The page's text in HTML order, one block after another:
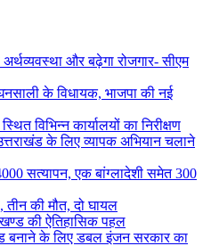
और बढ़ेगा रोजगार- सीएम
के विधायक, भाजपा की नई
विभिन्न कार्यालयों का निरीक्षण
के लिए व्यापक अभियान चलाने
सत्यापन, एक बांग्लादेशी समेत 300
तीन की मौत, दो घायल
की ऐतिहासिक पहल
बनाने के लिए डबल इंजन सरकार का